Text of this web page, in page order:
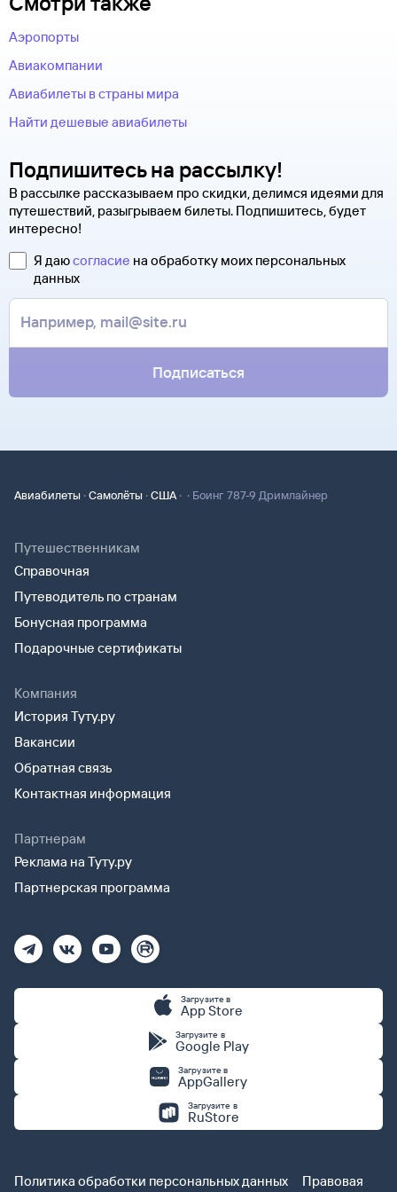
Аэропорты
Авиакомпании
Авиабилеты в страны мира
Найти дешевые авиабилеты
Подпишитесь на рассылку!
В рассылке рассказываем про скидки, делимся идеями для
путешествий, разыгрываем билеты. Подпишитесь, будет
интересно!
Я даюсогласие на обработку моих персональных
данных
Подписаться
Авиабилеты ·Самолёты ·США· · Боинг 787-9 Дримлайнер
Путешественникам
Справочная
Путеводитель по странам
Бонусная программа
Подарочные сертификаты
Компания
История Туту.ру
Вакансии
Обратная связь
Контактная информация
Партнерам
Реклама на Туту.ру
Партнерская программа
Загрузите в
App Store
Загрузите в
Google Play
Загрузите в
AppGallery
Загрузите в
RuStore
Политика обработки персональных данных
Правовая